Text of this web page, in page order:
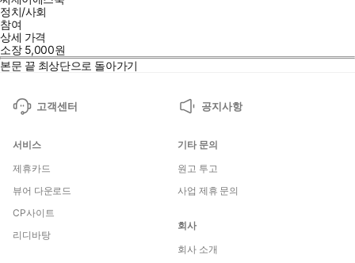
정치/사회
참여
상세 가격
소장 5,000원
본문 끝 최상단으로 돌아가기
고객센터 공지사항
서비스
제휴카드
뷰어 다운로드
CP사이트
리디바탕
기타 문의
원고 투고
사업 제휴 문의
회사
회사 소개